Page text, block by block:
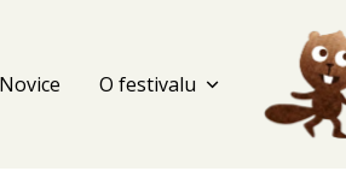
Novice O festivalu expand_more